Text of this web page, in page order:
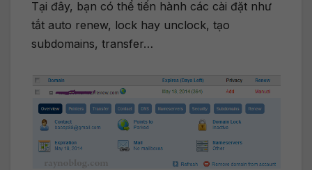
Tại đây, bạn có thể tiến hành các cài đặt như
tắt auto renew, lock hay unclock, tạo
subdomains, transfer…